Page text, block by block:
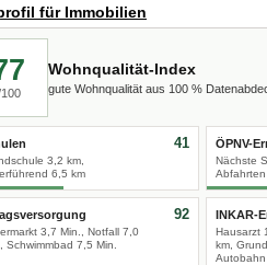
für Immobilien
Wohnqualität-Index
gute Wohnqualität aus 100 %
3,2 km,
6,5 km
41 ÖPNV-
Nächste
3,7 Min., Notfall 7,0
Schwimmbad 7,5 Min.
92 INKAR-
Hausarzt
km,
Autobahn